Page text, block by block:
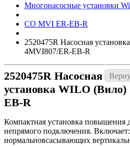
Многонасосные установки
CO MVI ER-EB-R
2520475R Насосная
4MVI807/ER-EB-R
2520475R Насосная
установка WILO
EB-R
Компактная установка повышения
непрямого подключения.
нормальновсасывающих